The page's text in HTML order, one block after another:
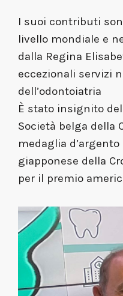
I suoi contributi
livello mondiale e
dalla Regina
eccezionali servizi
dell’odontoiatria
È stato insignito
Società belga della
medaglia d’argento
giapponese della
per il premio